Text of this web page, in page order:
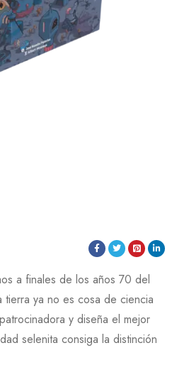
a finales de los años 70 del
ya no es cosa de ciencia
y diseña el mejor
selenita consiga la distinción